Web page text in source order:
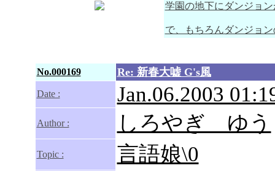
学園の地下にダンジョ
で、もちろんダンジョ
No.000169 Re: 新春大嘘 G's風
Date : Jan.06.2003
Author : しろやぎ ゆう
Topic : 言語娘\0